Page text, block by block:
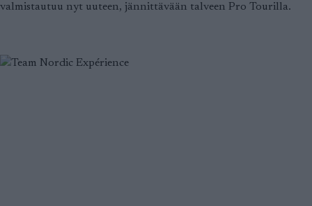
valmistautuu nyt uuteen, jännittävään talveen Pro Tourilla.